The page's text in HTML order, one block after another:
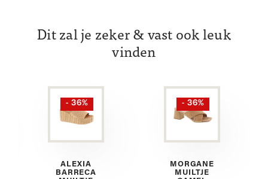
Dit zal je zeker & vast ook leuk
vinden
- 36%
ALEXIA
BARRECA
- 36%
MORGANE
MUILTJE